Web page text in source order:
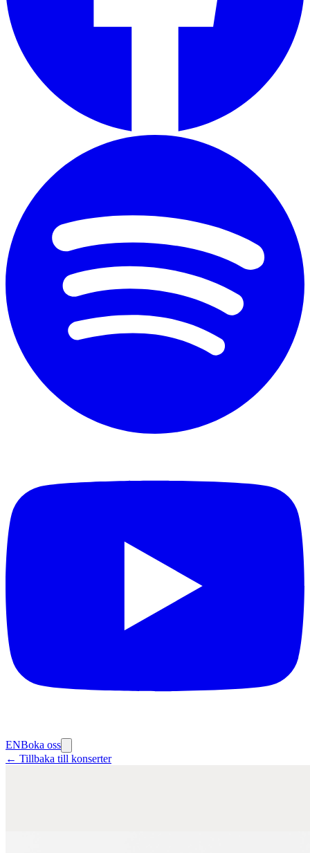
ENBoka oss
← Tillbaka till konserter